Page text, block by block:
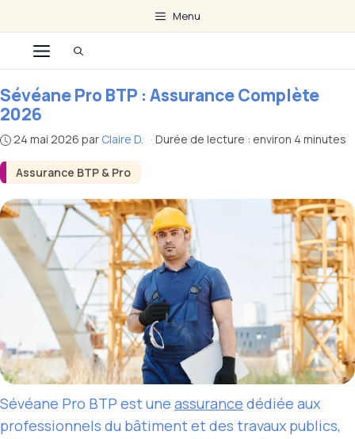
au
contenu
Menu
Menu
Assurance BTP & Pro
Sévéane Pro BTP : Assurance Complète
2026
24 mai 2026 par Claire D. · Durée de lecture : environ 4 minutes
Sévéane Pro BTP est une assurance dédiée aux
professionnels du bâtiment et des travaux publics,